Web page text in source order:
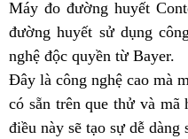
Máy đo đường huyết
đường huyết sử dụng
nghệ độc quyền từ Bayer.
Đây là công nghệ cao mà
có sẵn trên que thử và
điều này sẽ tạo sự dễ